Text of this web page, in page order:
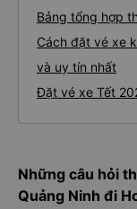
Bảng tổng hợp
Cách đặt vé xe
và uy tín nhất
Đặt vé xe Tết
Những câu hỏi
Quảng Ninh đi